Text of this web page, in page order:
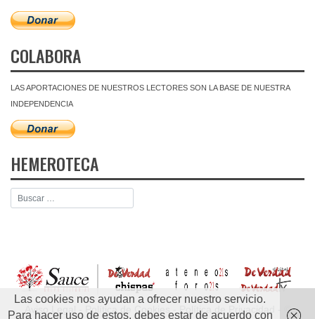
COLABORA
LAS APORTACIONES DE NUESTROS LECTORES SON LA BASE DE NUESTRA
INDEPENDENCIA
HEMEROTECA
Aviso Legal Política de Cookies Política de Privacidad - ©
Las cookies nos ayudan a ofrecer nuestro servicio.
Para hacer uso de estos, debes estar de acuerdo con